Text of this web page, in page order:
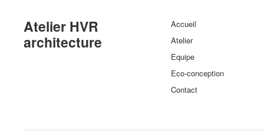
Atelier HVR
architecture
Accueil
Atelier
Equipe
Eco-conception
Contact